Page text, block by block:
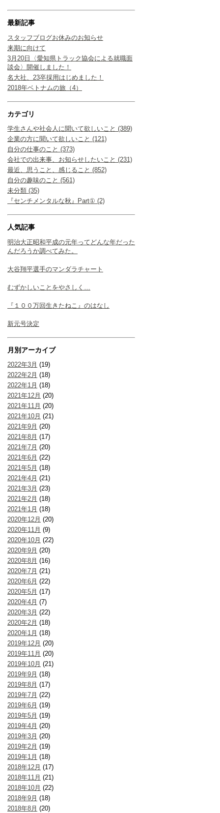
最新記事
スタッフブログお休みのお知らせ
来期に向けて
3月20日〈愛知県トラック協会による就職面
談会〉開催しました！
名大社、23卒採用はじめました！
2018年ベトナムの旅（4）
カテゴリ
学生さんや社会人に聞いて欲しいこと (389)
企業の方に聞いて欲しいこと (121)
自分の仕事のこと (373)
会社での出来事、お知らせしたいこと (231)
最近、思うこと、感じること (852)
自分の趣味のこと (561)
未分類 (35)
『センチメンタルな秋』Part① (2)
人気記事
明治大正昭和平成の元年ってどんな年だった
んだろうか調べてみた。
大谷翔平選手のマンダラチャート
むずかしいことをやさしく…
『１００万回生きたねこ』のはなし
新元号決定
月別アーカイブ
2022年3月 (19)
2022年2月 (18)
2022年1月 (18)
2021年12月 (20)
2021年11月 (20)
2021年10月 (21)
2021年9月 (20)
2021年8月 (17)
2021年7月 (20)
2021年6月 (22)
2021年5月 (18)
2021年4月 (21)
2021年3月 (23)
2021年2月 (18)
2021年1月 (18)
2020年12月 (20)
2020年11月 (9)
2020年10月 (22)
2020年9月 (20)
2020年8月 (16)
2020年7月 (21)
2020年6月 (22)
2020年5月 (17)
2020年4月 (7)
2020年3月 (22)
2020年2月 (18)
2020年1月 (18)
2019年12月 (20)
2019年11月 (20)
2019年10月 (21)
2019年9月 (18)
2019年8月 (17)
2019年7月 (22)
2019年6月 (19)
2019年5月 (19)
2019年4月 (20)
2019年3月 (20)
2019年2月 (19)
2019年1月 (18)
2018年12月 (17)
2018年11月 (21)
2018年10月 (22)
2018年9月 (18)
2018年8月 (20)